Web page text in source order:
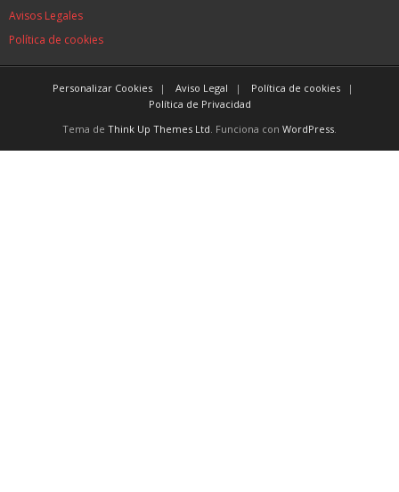
Avisos Legales
Política de cookies
Personalizar Cookies Aviso Legal
Política de cookies
Política de Privacidad
Tema de Think Up Themes Ltd. Funciona con WordPress.